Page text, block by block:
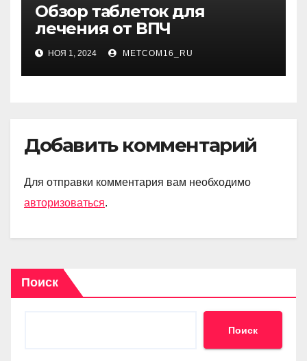
Обзор таблеток для
лечения от ВПЧ
НОЯ 1, 2024 METCOM16_RU
Добавить комментарий
Для отправки комментария вам необходимо
авторизоваться.
Поиск
Поиск